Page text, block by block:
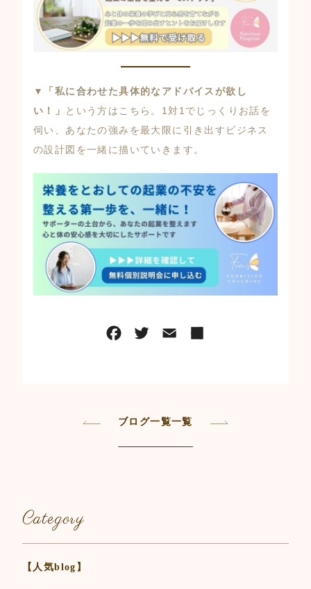
▼
「私に合わせた具体的なアドバイスが欲し
い！」
という方はこちら。1対1でじっくりお話を
伺い、あなたの強みを最大限に引き出すビジネス
の設計図を一緒に描いていきます。
ブログ一覧一覧
Category
【人気blog】